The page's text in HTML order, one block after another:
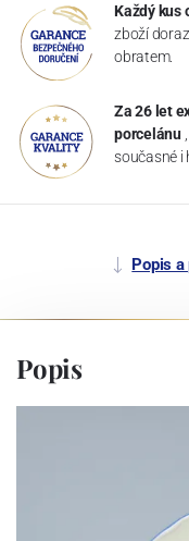
Každý kus
zboží
obratem.
Za 26 let
porcelánu
současné i
Popis
Popis